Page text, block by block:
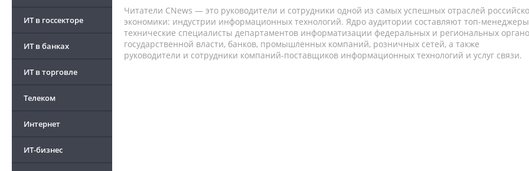
ИТ в госсекторе
ИТ в банках
ИТ в торговле
Телеком
Интернет
ИТ-бизнес
Читатели CNews — это руководители и сотрудники одной из самых успешных отраслей
экономики: индустрии информационных технологий. Ядро аудитории составляют топ-
технические специалисты департаментов информатизации федеральных и региональных
государственной власти, банков, промышленных компаний, розничных сетей, а также
руководители и сотрудники компаний-поставщиков информационных технологий и услуг связи.